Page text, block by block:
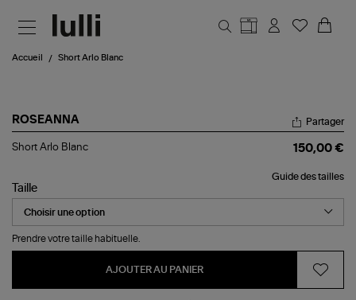
Accueil Short Arlo Blanc
ROSEANNA
Short
Partager
Short Arlo Blanc 150,00 €
Guide des tailles
Taille
Prendre votre taille habituelle.
AJOUTER AU PANIER